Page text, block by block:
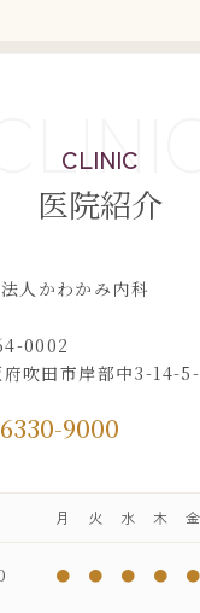
CLINIC
CLINIC
医院紹介
人かわかみ内科
0002
府吹田市岸部中3-14-
9000
月 火 水 木 金
● ● ● ● ●